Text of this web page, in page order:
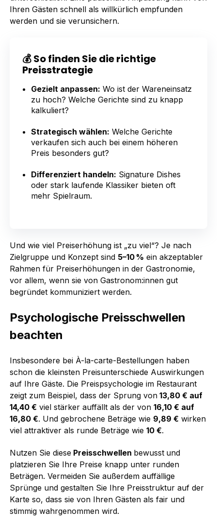
Ihren Gästen schnell als willkürlich empfunden
werden und sie verunsichern.
💰 So finden Sie die richtige
Preisstrategie
Gezielt anpassen: Wo ist der Wareneinsatz
zu hoch? Welche Gerichte sind zu knapp
kalkuliert?
Strategisch wählen: Welche Gerichte
verkaufen sich auch bei einem höheren
Preis besonders gut?
Differenziert handeln: Signature Dishes
oder stark laufende Klassiker bieten oft
mehr Spielraum.
Und wie viel Preiserhöhung ist „zu viel“? Je nach
Zielgruppe und Konzept sind 5–10 % ein akzeptabler
Rahmen für Preiserhöhungen in der Gastronomie,
vor allem, wenn sie von Gastronom:innen gut
begründet kommuniziert werden.
Psychologische Preisschwellen
beachten
Insbesondere bei À-la-carte-Bestellungen haben
schon die kleinsten Preisunterschiede Auswirkungen
auf Ihre Gäste. Die Preispsychologie im Restaurant
zeigt zum Beispiel, dass der Sprung von 13,80 € auf
14,40 € viel stärker auffällt als der von 16,10 € auf
16,80 €. Und gebrochene Beträge wie 9,89 € wirken
viel attraktiver als runde Beträge wie 10 €.
Nutzen Sie diese Preisschwellen bewusst und
platzieren Sie Ihre Preise knapp unter runden
Beträgen. Vermeiden Sie außerdem auffällige
Sprünge und gestalten Sie Ihre Preisstruktur auf der
Karte so, dass sie von Ihren Gästen als fair und
stimmig wahrgenommen wird.